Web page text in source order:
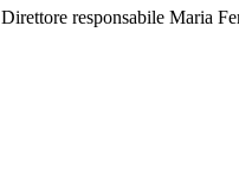
Direttore responsabile Maria